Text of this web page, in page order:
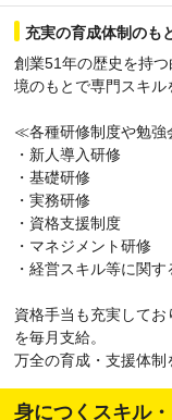
充実の育成体制のも
創業51年の歴史を持
境のもとで専門スキル
≪各種研修制度や勉
・新人導入研修
・基礎研修
・実務研修
・資格支援制度
・マネジメント研修
・経営スキル等に関
資格手当も充実して
を毎月支給。
万全の育成・支援体制
身につくスキル